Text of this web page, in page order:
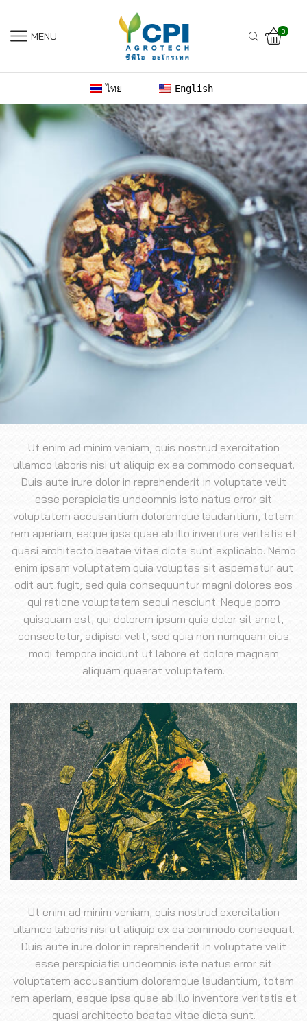
MENU 0
ไทย English
Ut enim ad minim veniam, quis nostrud exercitation
ullamco laboris nisi ut aliquip ex ea commodo consequat.
Duis aute irure dolor in reprehenderit in voluptate velit
esse perspiciatis undeomnis iste natus error sit
voluptatem accusantium doloremque laudantium, totam
rem aperiam, eaque ipsa quae ab illo inventore veritatis et
quasi architecto beatae vitae dicta sunt explicabo. Nemo
enim ipsam voluptatem quia voluptas sit aspernatur aut
odit aut fugit, sed quia consequuntur magni dolores eos
qui ratione voluptatem sequi nesciunt. Neque porro
quisquam est, qui dolorem ipsum quia dolor sit amet,
consectetur, adipisci velit, sed quia non numquam eius
modi tempora incidunt ut labore et dolore magnam
aliquam quaerat voluptatem.
Ut enim ad minim veniam, quis nostrud exercitation
ullamco laboris nisi ut aliquip ex ea commodo consequat.
Duis aute irure dolor in reprehenderit in voluptate velit
esse perspiciatis undeomnis iste natus error sit
voluptatem accusantium doloremque laudantium, totam
rem aperiam, eaque ipsa quae ab illo inventore veritatis et
quasi architecto beatae vitae dicta sunt.